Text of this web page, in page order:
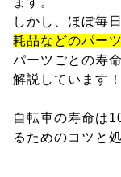
しかし、ほぼ毎
耗品などのパー
パーツごとの寿
解説しています！
自転車の寿命は
るためのコツと